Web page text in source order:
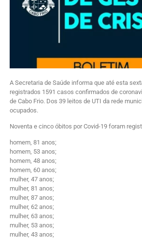
A Secretaria de Saúde informa que até esta
registrados 1591 casos confirmados de
de Cabo Frio. Dos 39 leitos de UTI da rede
ocupados.
Noventa e cinco óbitos por Covid-19 foram
homem, 81 anos;
homem, 53 anos;
homem, 48 anos;
homem, 60 anos;
mulher, 47 anos;
mulher, 81 anos;
mulher, 87 anos;
mulher, 62 anos;
mulher, 63 anos;
mulher, 53 anos;
mulher, 43 anos;